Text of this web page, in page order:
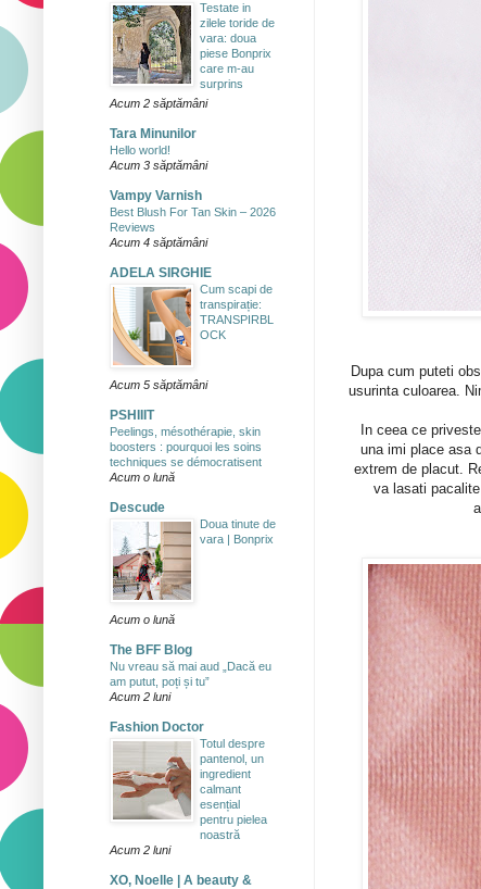
Dupa cum puteti
usurinta culoarea.
In ceea ce
una imi place asa
extrem de placut.
va lasati
Testate in
zilele toride de
vara: doua
piese Bonprix
care m-au
surprins
Acum 2 săptămâni
Tara Minunilor
Hello world!
Acum 3 săptămâni
Vampy Varnish
Best Blush For Tan Skin – 2026
Reviews
Acum 4 săptămâni
ADELA SIRGHIE
Cum scapi de
transpirație:
TRANSPIRBL
OCK
Acum 5 săptămâni
PSHIIIT
Peelings, mésothérapie, skin
boosters : pourquoi les soins
techniques se démocratisent
Acum o lună
Descude
Doua tinute de
vara | Bonprix
Acum o lună
The BFF Blog
Nu vreau să mai aud „Dacă eu
am putut, poți și tu”
Acum 2 luni
Fashion Doctor
Totul despre
pantenol, un
ingredient
calmant
esențial
pentru pielea
noastră
Acum 2 luni
XO, Noelle | A beauty &